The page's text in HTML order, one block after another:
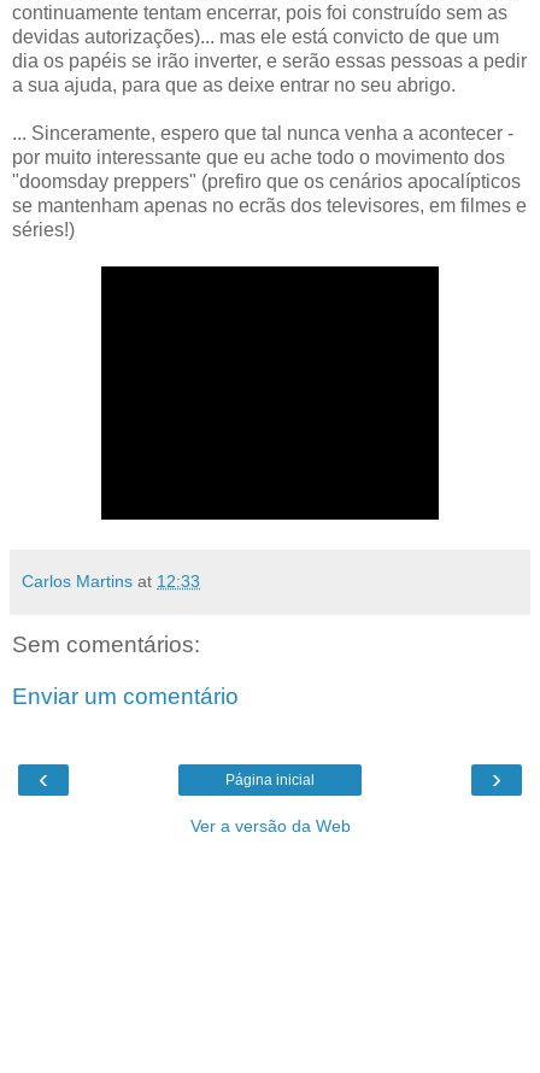
continuamente tentam encerrar, pois foi construído sem as
devidas autorizações)... mas ele está convicto de que um
dia os papéis se irão inverter, e serão essas pessoas a pedir
a sua ajuda, para que as deixe entrar no seu abrigo.
... Sinceramente, espero que tal nunca venha a acontecer -
por muito interessante que eu ache todo o movimento dos
"doomsday preppers" (prefiro que os cenários apocalípticos
se mantenham apenas no ecrãs dos televisores, em filmes e
séries!)
Carlos Martins at 12:33
Sem comentários:
Enviar um comentário
‹ ›
Página inicial
Ver a versão da Web